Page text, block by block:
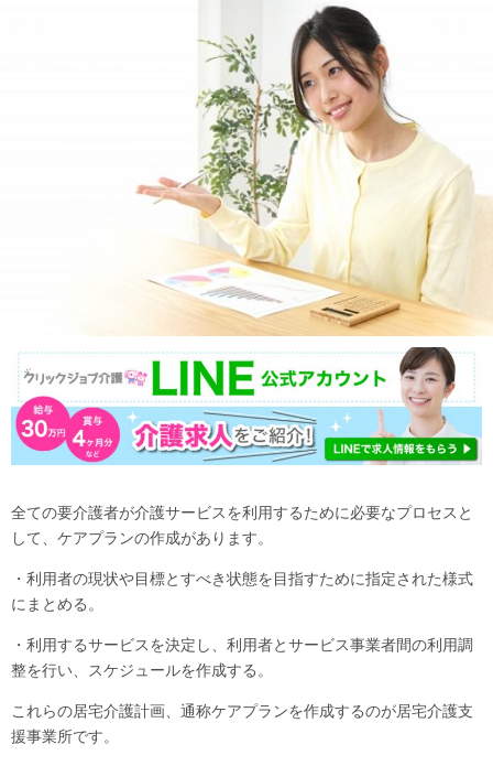
全ての要介護者が介護サービスを利用するために必要なプロセスと
して、ケアプランの作成があります。
・利用者の現状や目標とすべき状態を目指すために指定された様式
にまとめる。
・利用するサービスを決定し、利用者とサービス事業者間の利用調
整を行い、スケジュールを作成する。
これらの居宅介護計画、通称ケアプランを作成するのが居宅介護支
援事業所です。